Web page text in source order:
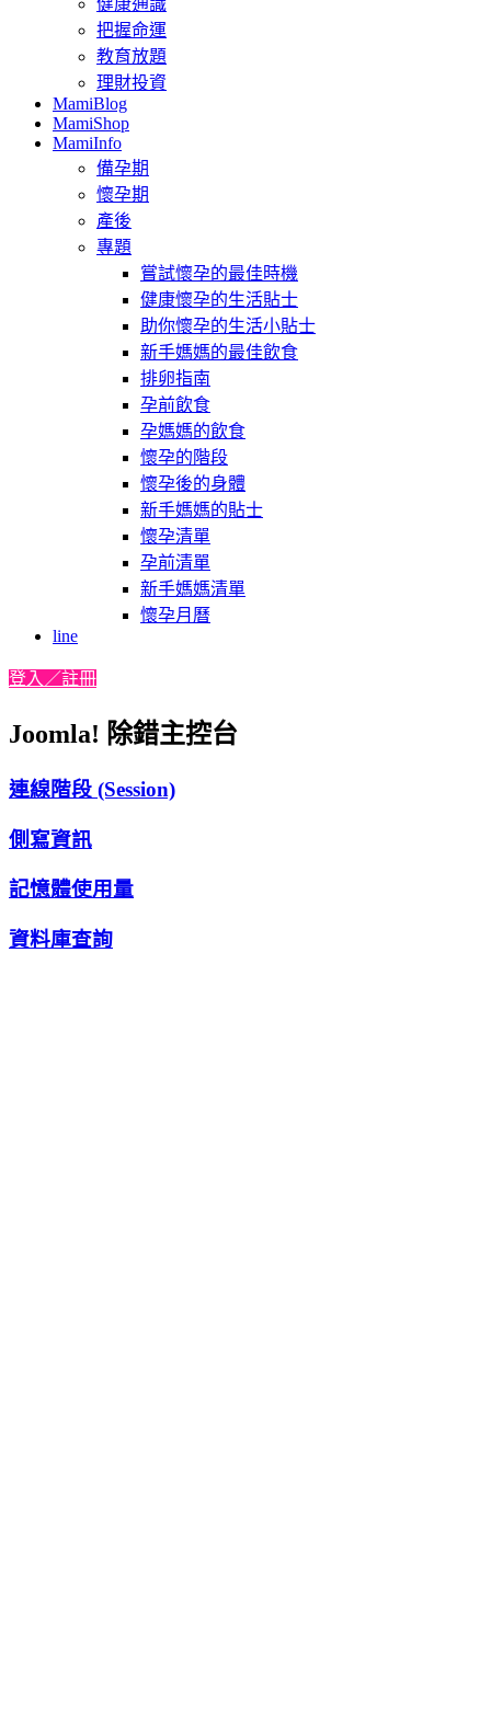
健康通識
把握命運
教育放題
理財投資
MamiBlog
MamiShop
MamiInfo
備孕期
懷孕期
產後
專題
嘗試懷孕的最佳時機
健康懷孕的生活貼士
助你懷孕的生活小貼士
新手媽媽的最佳飲食
排卵指南
孕前飲食
孕媽媽的飲食
懷孕的階段
懷孕後的身體
新手媽媽的貼士
懷孕清單
孕前清單
新手媽媽清單
懷孕月曆
line
登入／註冊
Joomla! 除錯主控台
連線階段 (Session)
側寫資訊
記憶體使用量
資料庫查詢